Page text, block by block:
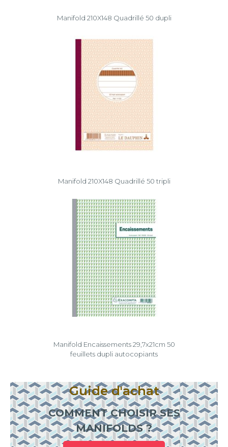
Manifold 210X148 Quadrillé 50 dupli
Manifold 210X148 Quadrillé 50 tripli
Manifold Encaissements 29,7x21cm 50
feuillets dupli autocopiants
Guide d'achat
COMMENT CHOISIR SES
MANIFOLDS ?